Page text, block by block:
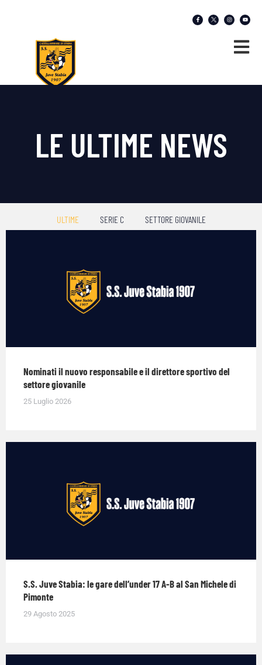
LE ULTIME NEWS
ULTIME SERIE C SETTORE GIOVANILE
Nominati il nuovo responsabile e il direttore sportivo del
settore giovanile
25 Luglio 2026
S.S. Juve Stabia: le gare dell’under 17 A-B al San Michele di
Pimonte
29 Agosto 2025